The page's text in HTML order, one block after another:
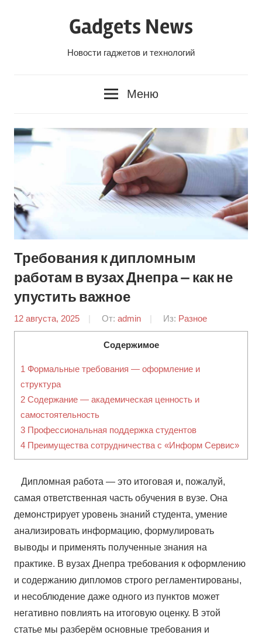
Gadgets News
Новости гаджетов и технологий
Меню
Требования к дипломным
работам в вузах Днепра — как не
упустить важное
12 августа, 2025 От: admin Из: Разное
Содержимое
1 Формальные требования — оформление и
структура
2 Содержание — академическая ценность и
самостоятельность
3 Профессиональная поддержка студентов
4 Преимущества сотрудничества с «Информ Сервис»
Дипломная работа — это итоговая и, пожалуй,
самая ответственная часть обучения в вузе. Она
демонстрирует уровень знаний студента, умение
анализировать информацию, формулировать
выводы и применять полученные знания на
практике. В вузах Днепра требования к оформлению
и содержанию дипломов строго регламентированы,
и несоблюдение даже одного из пунктов может
негативно повлиять на итоговую оценку. В этой
статье мы разберём основные требования и